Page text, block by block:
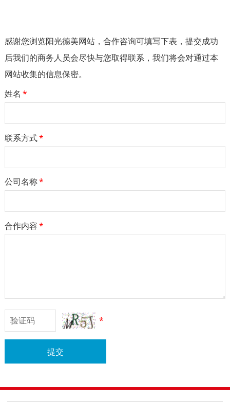
感谢您浏览阳光德美网站，合作咨询可填写下表，提交成功
后我们的商务人员会尽快与您取得联系，我们将会对通过本
网站收集的信息保密。
姓名 *
联系方式*
公司名称*
合作内容*
*
提交